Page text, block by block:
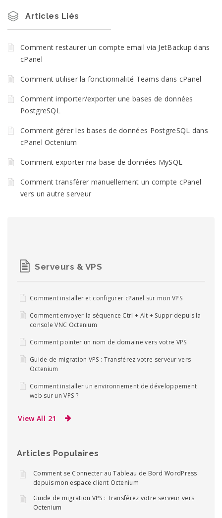
Articles Liés
Comment restaurer un compte email via JetBackup dans
cPanel
Comment utiliser la fonctionnalité Teams dans cPanel
Comment importer/exporter une bases de données
PostgreSQL
Comment gérer les bases de données PostgreSQL dans
cPanel Octenium
Comment exporter ma base de données MySQL
Comment transférer manuellement un compte cPanel
vers un autre serveur
Serveurs & VPS
Comment installer et configurer cPanel sur mon VPS
Comment envoyer la séquence Ctrl + Alt + Suppr depuis la
console VNC Octenium
Comment pointer un nom de domaine vers votre VPS
Guide de migration VPS : Transférez votre serveur vers
Octenium
Comment installer un environnement de développement
web sur un VPS ?
View All 21
Articles Populaires
Comment se Connecter au Tableau de Bord WordPress
depuis mon espace client Octenium
Guide de migration VPS : Transférez votre serveur vers
Octenium